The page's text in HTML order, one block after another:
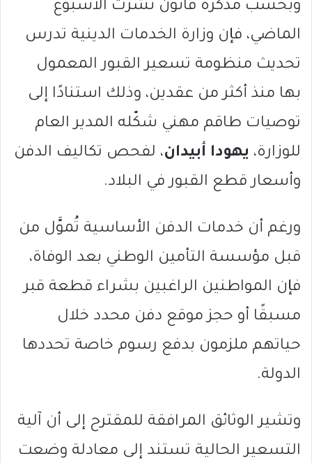
وبحسب مذكرة قانون نُشرت الأسبوع
الماضي، فإن وزارة الخدمات الدينية تدرس
تحديث منظومة تسعير القبور المعمول
بها منذ أكثر من عقدين، وذلك استنادًا إلى
توصيات طاقم مهني شكّله المدير العام
للوزارة، يهودا أبيدان، لفحص تكاليف الدفن
وأسعار قطع القبور في البلاد.
ورغم أن خدمات الدفن الأساسية تُموَّل من
قبل مؤسسة التأمين الوطني بعد الوفاة،
فإن المواطنين الراغبين بشراء قطعة قبر
مسبقًا أو حجز موقع دفن محدد خلال
حياتهم ملزمون بدفع رسوم خاصة تحددها
الدولة.
وتشير الوثائق المرافقة للمقترح إلى أن آلية
التسعير الحالية تستند إلى معادلة وضعت